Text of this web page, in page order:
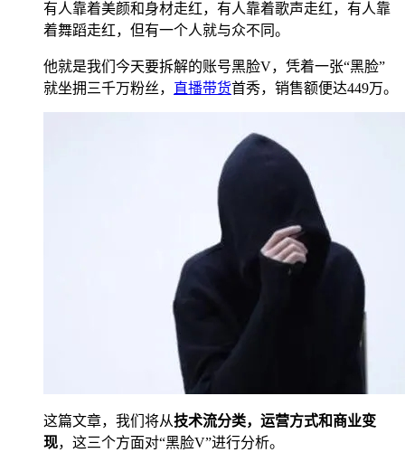
有人靠着美颜和身材走红，有人靠着歌声走红，有人靠
着舞蹈走红，但有一个人就与众不同。
他就是我们今天要拆解的账号黑脸V，凭着一张“黑脸”
就坐拥三千万粉丝， 直播带货首秀，销售额便达449万。
这篇文章，我们将从技术流分类，运营方式和商业变
现，这三个方面对“黑脸V”进行分析。